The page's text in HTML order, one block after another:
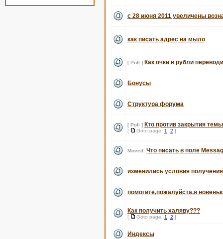
с 28 июня 2011 увеличены
как писать адрес на мыло
[ Poll ] Как очки в рубли
Бонусы
Структура форума
[ Poll ] Кто против закрытия
[ Goto page: 1 2 ]
Moved: Что писать в поле
изменились условия
помогите,пожалуйста,я
Как получить халяву???
[ Goto page: 1 2 ]
Индексы